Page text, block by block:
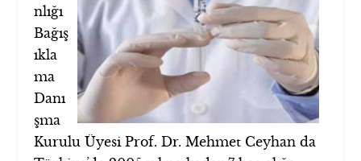
nlığı
Bağış
ıkla
ma
Danı
şma
Kurulu Üyesi Prof. Dr. Mehmet Ceyhan da